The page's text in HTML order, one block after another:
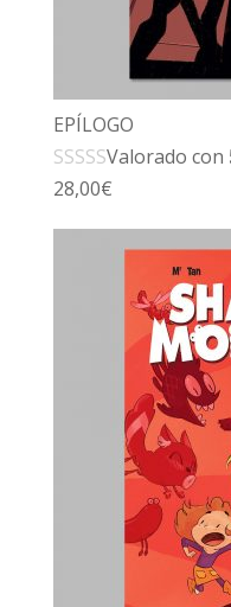
EPÍLOGO
Valorado con
28,00€